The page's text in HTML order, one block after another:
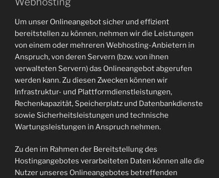
Um unser Onlineangebot sicher und effizient
bereitstellen zu können, nehmen wir die Leistungen
von einem oder mehreren Webhosting-Anbietern in
Anspruch, von deren Servern (bzw. von ihnen
verwalteten Servern) das Onlineangebot abgerufen
werden kann. Zu diesen Zwecken können wir
Infrastruktur- und Plattformdienstleistungen,
Rechenkapazität, Speicherplatz und Datenbankdienste
sowie Sicherheitsleistungen und technische
Wartungsleistungen in Anspruch nehmen.
Zu den im Rahmen der Bereitstellung des
Hostingangebotes verarbeiteten Daten können alle die
Nutzer unseres Onlineangebotes betreffenden